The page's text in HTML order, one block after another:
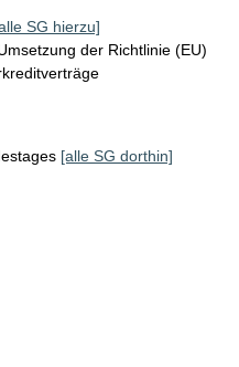
SG hierzu]
der Richtlinie (EU)
[alle SG dorthin]